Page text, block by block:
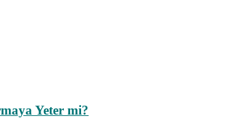
Yeter mi?